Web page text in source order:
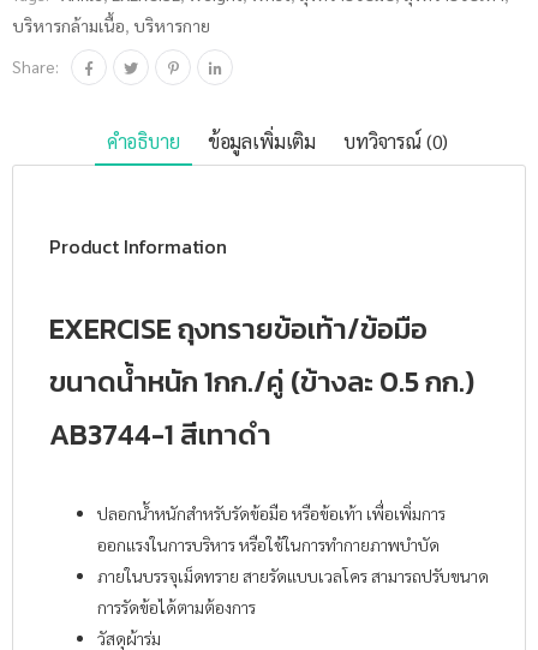
บริหารกล้ามเนื้อ, บริหารกาย
Share:
คำอธิบาย ข้อมูลเพิ่มเติม บทวิจารณ์ (0)
Product Information
EXERCISE ถุงทรายข้อเท้า/ข้อมือ
ขนาดน้ำหนัก 1กก./คู่ (ข้างละ 0.5 กก.)
AB3744-1 สีเทาดำ
ปลอกน้ำหนักสำหรับรัดข้อมือ หรือข้อเท้า เพื่อเพิ่มการ
ออกแรงในการบริหาร หรือใช้ในการทำกายภาพบำบัด
ภายในบรรจุเม็ดทราย สายรัดแบบเวลโคร สามารถปรับขนาด
การรัดข้อได้ตามต้องการ
วัสดุผ้าร่ม